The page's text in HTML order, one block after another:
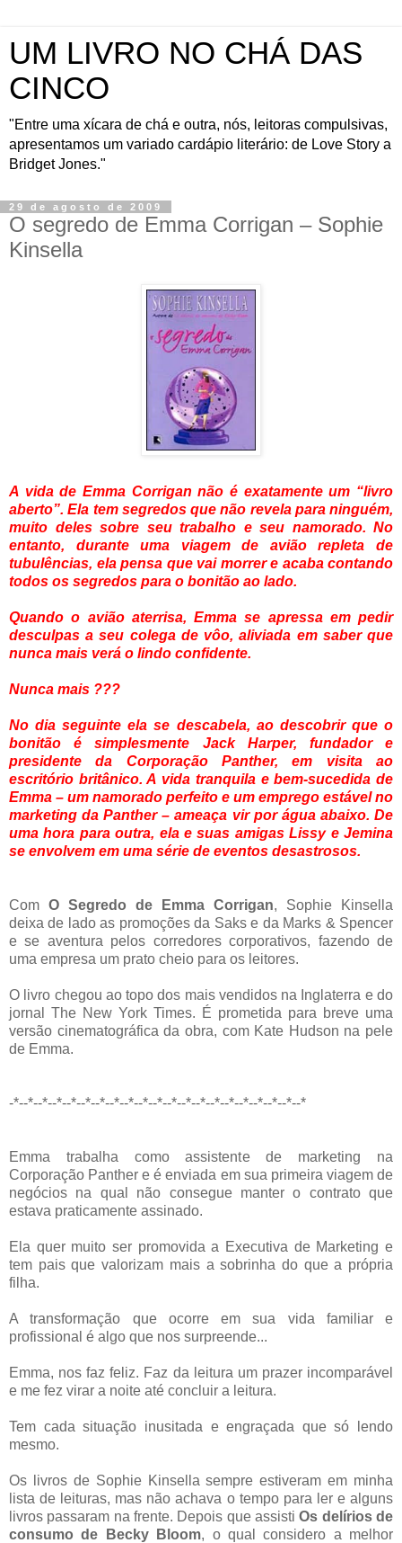
UM LIVRO NO CHÁ DAS
CINCO
"Entre uma xícara de chá e outra, nós, leitoras compulsivas,
apresentamos um variado cardápio literário: de Love Story a
Bridget Jones."
29 de agosto de 2009
O segredo de Emma Corrigan – Sophie
Kinsella
A vida de Emma Corrigan não é exatamente um “livro
aberto”. Ela tem segredos que não revela para ninguém,
muito deles sobre seu trabalho e seu namorado. No
entanto, durante uma viagem de avião repleta de
tubulências, ela pensa que vai morrer e acaba contando
todos os segredos para o bonitão ao lado.
Quando o avião aterrisa, Emma se apressa em pedir
desculpas a seu colega de vôo, aliviada em saber que
nunca mais verá o lindo confidente.
Nunca mais ???
No dia seguinte ela se descabela, ao descobrir que o
bonitão é simplesmente Jack Harper, fundador e
presidente da Corporação Panther, em visita ao
escritório britânico. A vida tranquila e bem-sucedida de
Emma – um namorado perfeito e um emprego estável no
marketing da Panther – ameaça vir por água abaixo. De
uma hora para outra, ela e suas amigas Lissy e Jemina
se envolvem em uma série de eventos desastrosos.
Com O Segredo de Emma Corrigan, Sophie Kinsella
deixa de lado as promoções da Saks e da Marks & Spencer
e se aventura pelos corredores corporativos, fazendo de
uma empresa um prato cheio para os leitores.
O livro chegou ao topo dos mais vendidos na Inglaterra e do
jornal The New York Times. É prometida para breve uma
versão cinematográfica da obra, com Kate Hudson na pele
de Emma.
-*--*--*--*--*--*--*--*--*--*--*--*--*--*--*--*--*--*--*--*--*
Emma trabalha como assistente de marketing na
Corporação Panther e é enviada em sua primeira viagem de
negócios na qual não consegue manter o contrato que
estava praticamente assinado.
Ela quer muito ser promovida a Executiva de Marketing e
tem pais que valorizam mais a sobrinha do que a própria
filha.
A transformação que ocorre em sua vida familiar e
profissional é algo que nos surpreende...
Emma, nos faz feliz. Faz da leitura um prazer incomparável
e me fez virar a noite até concluir a leitura.
Tem cada situação inusitada e engraçada que só lendo
mesmo.
Os livros de Sophie Kinsella sempre estiveram em minha
lista de leituras, mas não achava o tempo para ler e alguns
livros passaram na frente. Depois que assistiOs delírios de
consumo de Becky Bloom, o qual considero a melhor